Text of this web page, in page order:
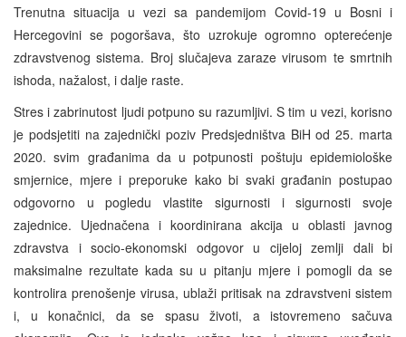
Trenutna situacija u vezi sa pandemijom Covid-19 u Bosni i
Hercegovini se pogoršava, što uzrokuje ogromno opterećenje
zdravstvenog sistema. Broj slučajeva zaraze virusom te smrtnih
ishoda, nažalost, i dalje raste.
Stres i zabrinutost ljudi potpuno su razumljivi. S tim u vezi, korisno
je podsjetiti na zajednički poziv Predsjedništva BiH od 25. marta
2020. svim građanima da u potpunosti poštuju epidemiološke
smjernice, mjere i preporuke kako bi svaki građanin postupao
odgovorno u pogledu vlastite sigurnosti i sigurnosti svoje
zajednice. Ujednačena i koordinirana akcija u oblasti javnog
zdravstva i socio-ekonomski odgovor u cijeloj zemlji dali bi
maksimalne rezultate kada su u pitanju mjere i pomogli da se
kontrolira prenošenje virusa, ublaži pritisak na zdravstveni sistem
i, u konačnici, da se spasu životi, a istovremeno sačuva